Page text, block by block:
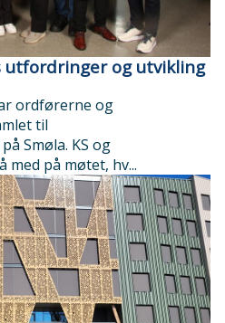
utfordringer og utvikling
ordførerne og
til
Smøla. KS og
på møtet, hv...